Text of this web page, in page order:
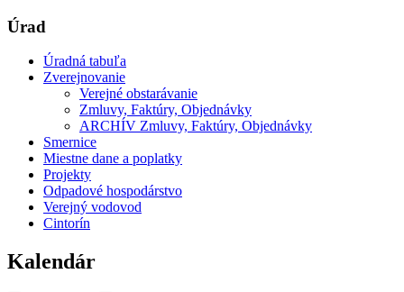
Úrad
Úradná tabuľa
Zverejnovanie
Verejné obstarávanie
Zmluvy, Faktúry, Objednávky
ARCHÍV Zmluvy, Faktúry, Objednávky
Smernice
Miestne dane a poplatky
Projekty
Odpadové hospodárstvo
Verejný vodovod
Cintorín
Kalendár